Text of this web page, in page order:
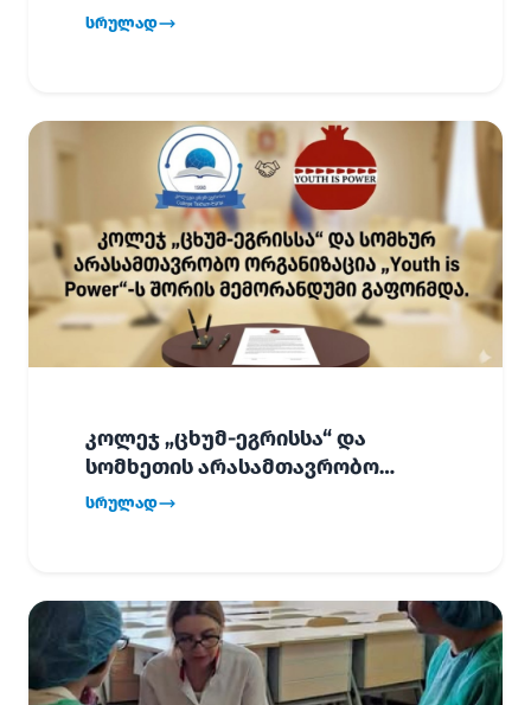
სრულად
კოლეჯ „ცხუმ-ეგრისსა“ და
სომხეთის არასამთავრობო
ორგანიზაცია „Youth is Power“-ს
სრულად